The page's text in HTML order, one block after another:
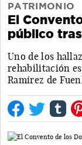
PATRIMONIO
El
público
Uno de los
rehabilitación
Ramírez de